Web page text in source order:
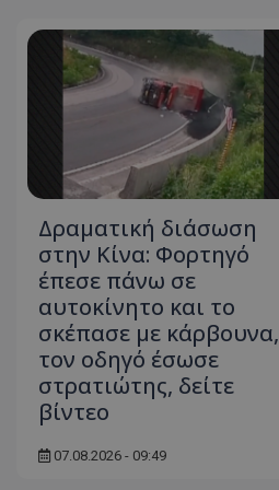
Δραματική διάσωση
στην Κίνα: Φορτηγό
έπεσε πάνω σε
αυτοκίνητο και το
σκέπασε με κάρβουνα,
τον οδηγό έσωσε
στρατιώτης, δείτε
βίντεο
07.08.2026 - 09:49